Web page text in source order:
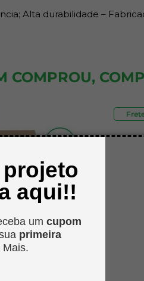
aqui!!
um cupom
primeira
Mais.
Alta durabilidade –
COMPROU,